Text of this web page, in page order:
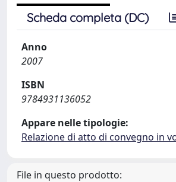
Scheda completa (DC)
Anno
2007
ISBN
9784931136052
Appare nelle tipologie:
Relazione di atto di convegno in
File in questo prodotto: